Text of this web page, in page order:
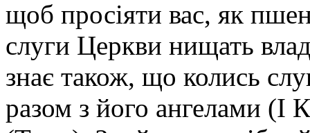
щоб просіяти вас, як
слуги Церкви нищать
знає також, що колись
разом з його ангелами (І